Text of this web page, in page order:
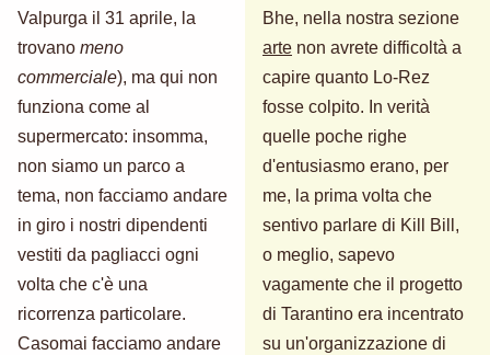
Valpurga il 31 aprile, la
trovano meno
commerciale), ma qui non
funziona come al
supermercato: insomma,
non siamo un parco a
tema, non facciamo andare
in giro i nostri dipendenti
vestiti da pagliacci ogni
volta che c'è una
ricorrenza particolare.
Casomai facciamo andare
Bhe, nella nostra sezione
arte non avrete difficoltà a
capire quanto Lo-Rez
fosse colpito. In verità
quelle poche righe
d'entusiasmo erano, per
me, la prima volta che
sentivo parlare di Kill Bill,
o meglio, sapevo
vagamente che il progetto
di Tarantino era incentrato
su un'organizzazione di